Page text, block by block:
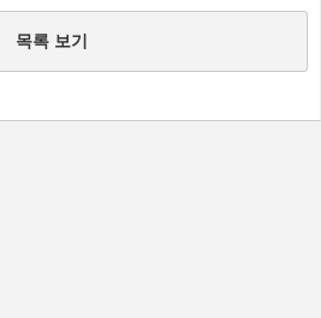
목록 보기